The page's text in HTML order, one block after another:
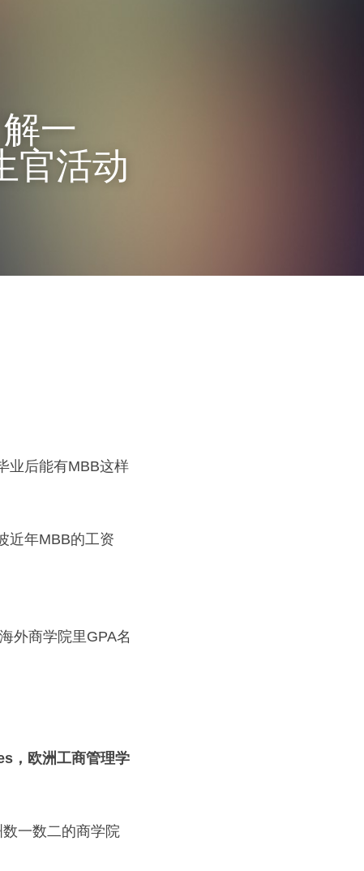
一
官活动
业后能有MBB这样
近年MBB的工资
外商学院里GPA名
，欧洲工商管理学
一数二的商学院